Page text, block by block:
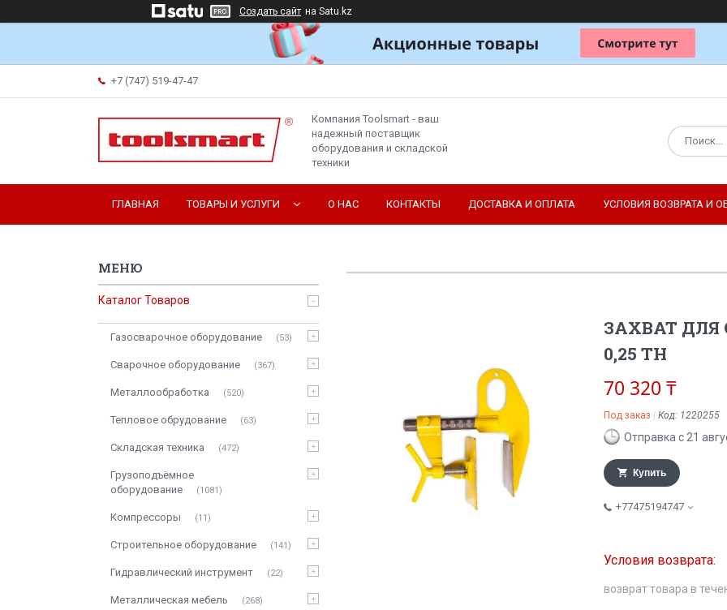
Создать сайт на Satu.kz
+7 (747) 519-47-47
Компания Toolsmart - ваш
надежный поставщик
оборудования и складской
техники
ГЛАВНАЯ ТОВАРЫ И УСЛУГИ О НАС КОНТАКТЫ ДОСТАВКА И ОПЛАТА УСЛОВИЯ ВОЗВРАТА И
ЗАХВАТ
0,25 ТН
70 320 ₸
Под заказ Код: 1220255
Отправка с 21
Купить
+77475194747
возврат товара в
Каталог Товаров
Газосварочное оборудование 53
Сварочное оборудование 367
Металлообработка 520
Тепловое обрудование 63
Складская техника 472
Грузоподъёмное
оборудование
1081
Компрессоры 11
Строительное оборудование 141
Гидравлический инструмент 22
Металлическая мебель 268